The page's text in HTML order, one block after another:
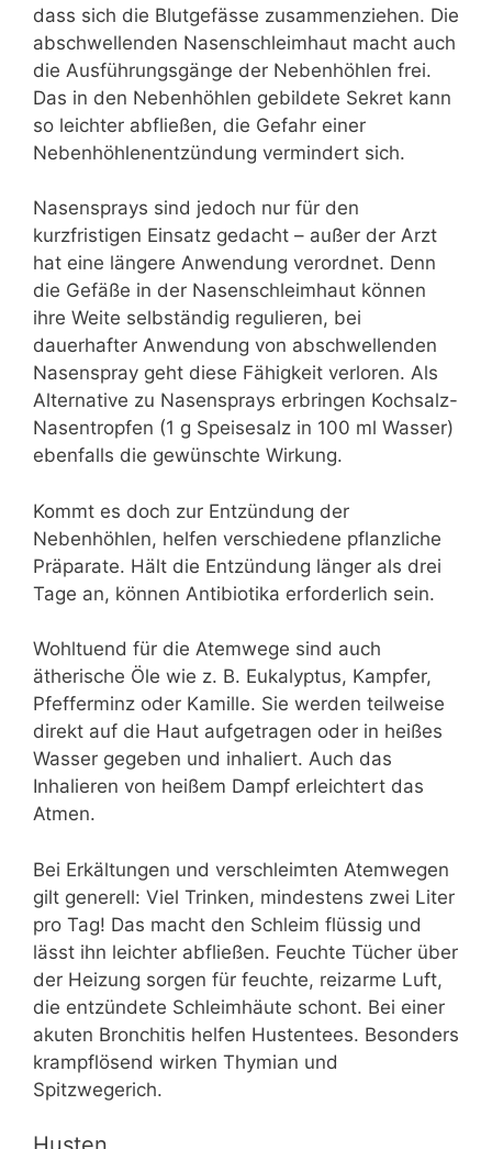
dass sich die Blutgefässe zusammenziehen. Die
abschwellenden Nasenschleimhaut macht auch
die Ausführungsgänge der Nebenhöhlen frei.
Das in den Nebenhöhlen gebildete Sekret kann
so leichter abfließen, die Gefahr einer
Nebenhöhlenentzündung vermindert sich.
Nasensprays sind jedoch nur für den
kurzfristigen Einsatz gedacht – außer der Arzt
hat eine längere Anwendung verordnet. Denn
die Gefäße in der Nasenschleimhaut können
ihre Weite selbständig regulieren, bei
dauerhafter Anwendung von abschwellenden
Nasenspray geht diese Fähigkeit verloren. Als
Alternative zu Nasensprays erbringen Kochsalz-
Nasentropfen (1 g Speisesalz in 100 ml Wasser)
ebenfalls die gewünschte Wirkung.
Kommt es doch zur Entzündung der
Nebenhöhlen, helfen verschiedene pflanzliche
Präparate. Hält die Entzündung länger als drei
Tage an, können Antibiotika erforderlich sein.
Wohltuend für die Atemwege sind auch
ätherische Öle wie z. B. Eukalyptus, Kampfer,
Pfefferminz oder Kamille. Sie werden teilweise
direkt auf die Haut aufgetragen oder in heißes
Wasser gegeben und inhaliert. Auch das
Inhalieren von heißem Dampf erleichtert das
Atmen.
Bei Erkältungen und verschleimten Atemwegen
gilt generell: Viel Trinken, mindestens zwei Liter
pro Tag! Das macht den Schleim flüssig und
lässt ihn leichter abfließen. Feuchte Tücher über
der Heizung sorgen für feuchte, reizarme Luft,
die entzündete Schleimhäute schont. Bei einer
akuten Bronchitis helfen Hustentees. Besonders
krampflösend wirken Thymian und
Spitzwegerich.